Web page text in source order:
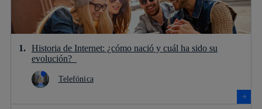
Historia de Internet: ¿cómo nació y cuál ha sido su
evolución?
Telefónica